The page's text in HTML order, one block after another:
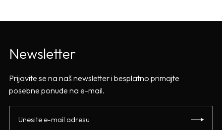
Newsletter
Prijavite se na naš newsletter i besplatno primajte
posebne ponude na e-mail.